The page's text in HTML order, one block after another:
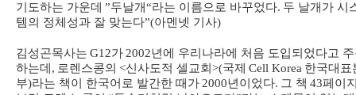
기도하는 가운데 ”두날개“라는 이름으로 바꾸었다. 두 날개가 시
템의 정체성과 잘 맞는다”(아멘넷 기사)
김성곤목사는 G12가 2002년에 우리나라에 처음 도입되었다고
하는데 , 로렌스콩의 <신사도적 셀교회 >(국제 Cell Korea 한국대표
부)라는 책이 한국어로 발간한 때가 2000년이었다. 그 책 43페이